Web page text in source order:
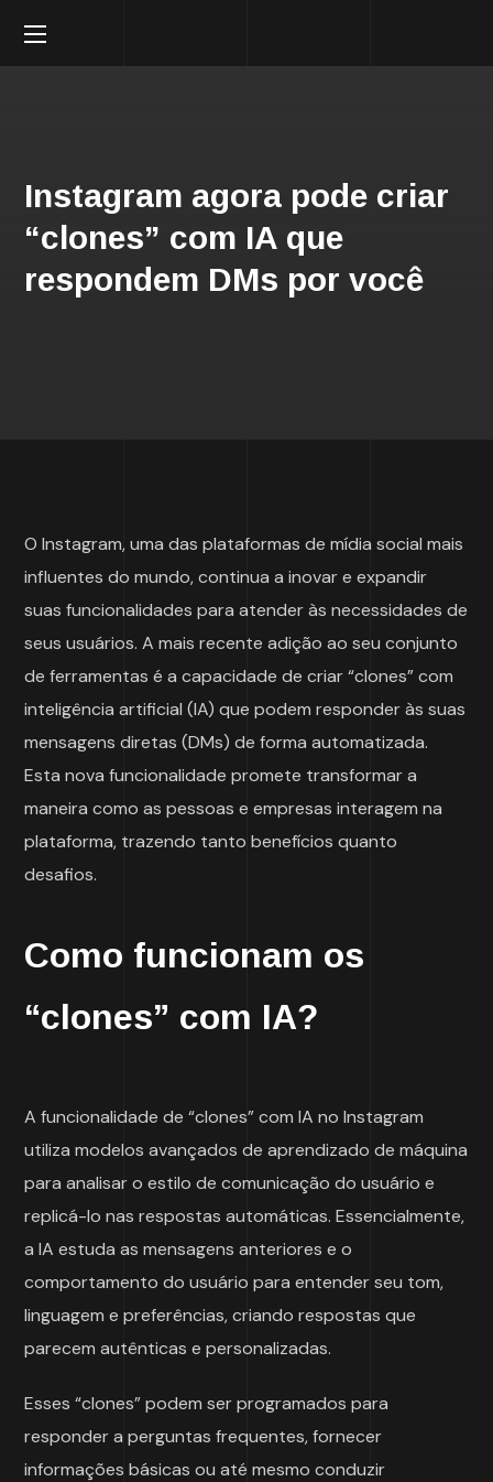
Instagram agora pode criar
“clones” com IA que
respondem DMs por você
O Instagram, uma das plataformas de mídia social mais
influentes do mundo, continua a inovar e expandir
suas funcionalidades para atender às necessidades de
seus usuários. A mais recente adição ao seu conjunto
de ferramentas é a capacidade de criar “clones” com
inteligência artificial (IA) que podem responder às suas
mensagens diretas (DMs) de forma automatizada.
Esta nova funcionalidade promete transformar a
maneira como as pessoas e empresas interagem na
plataforma, trazendo tanto benefícios quanto
desafios.
Como funcionam os
“clones” com IA?
A funcionalidade de “clones” com IA no Instagram
utiliza modelos avançados de aprendizado de máquina
para analisar o estilo de comunicação do usuário e
replicá-lo nas respostas automáticas. Essencialmente,
a IA estuda as mensagens anteriores e o
comportamento do usuário para entender seu tom,
linguagem e preferências, criando respostas que
parecem autênticas e personalizadas.
Esses “clones” podem ser programados para
responder a perguntas frequentes, fornecer
informações básicas ou até mesmo conduzir